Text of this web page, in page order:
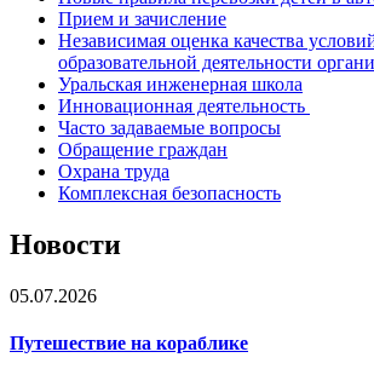
Прием и зачисление
Независимая оценка качества
образовательной деятельности
Уральская инженерная школа
Инновационная деятельность
Часто задаваемые вопросы
Обращение граждан
Охрана труда
Комплексная безопасность
Новости
05.07.2026
Путешествие на кораблике